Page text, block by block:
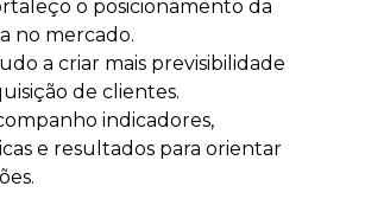
o posicionamento da
no mercado.
a criar mais previsibilidade
de clientes.
indicadores,
e resultados para orientar